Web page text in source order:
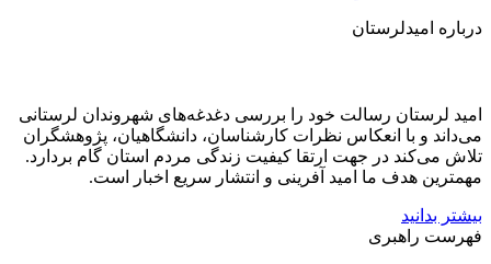
درباره امیدلرستان
امید لرستان رسالت خود را بررسی دغدغه‌های شهروندان لرستانی
می‌داند و با انعکاس نظرات کارشناسان، دانشگاهیان، پژوهشگران
تلاش می‌کند در جهت ارتقا کیفیت زندگی مردم استان گام بردارد.
مهمترین هدف ما امید آفرینی و انتشار سریع اخبار است.
بیشتر بدانید
فهرست راهبری